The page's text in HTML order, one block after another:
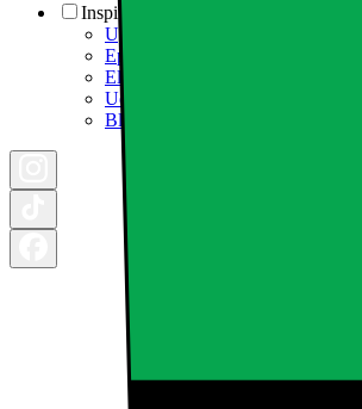
Inspiration
Ugens tilbud - og andre gode priser
Epoq køkken & bryggers
Elgigantens Magasin
Udsalg
Black Friday 2026